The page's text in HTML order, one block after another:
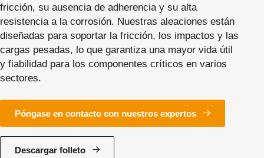
fricción, su ausencia de adherencia y su alta
resistencia a la corrosión. Nuestras aleaciones están
diseñadas para soportar la fricción, los impactos y las
cargas pesadas, lo que garantiza una mayor vida útil
y fiabilidad para los componentes críticos en varios
sectores.
Póngase en contacto con nuestros expertos
Descargar folleto